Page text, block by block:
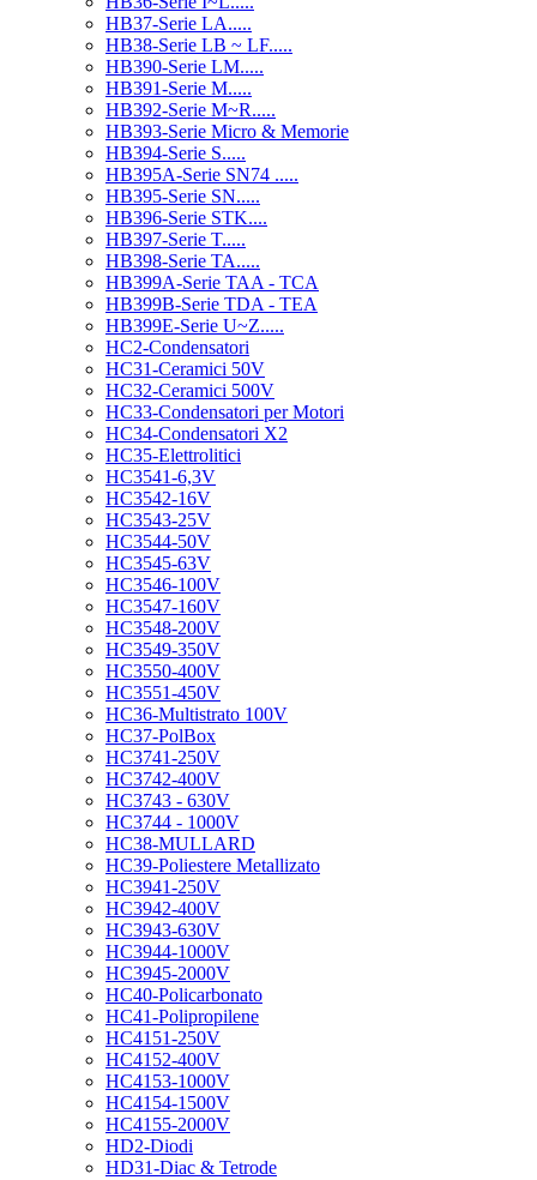
HB37-Serie LA.....
HB38-Serie LB ~ LF.....
HB390-Serie LM.....
HB391-Serie M.....
HB392-Serie M~R.....
HB393-Serie Micro & Memorie
HB394-Serie S.....
HB395A-Serie SN74 .....
HB395-Serie SN.....
HB396-Serie STK....
HB397-Serie T.....
HB398-Serie TA.....
HB399A-Serie TAA - TCA
HB399B-Serie TDA - TEA
HB399E-Serie U~Z.....
HC2-Condensatori
HC31-Ceramici 50V
HC32-Ceramici 500V
HC33-Condensatori per Motori
HC34-Condensatori X2
HC35-Elettrolitici
HC3541-6,3V
HC3542-16V
HC3543-25V
HC3544-50V
HC3545-63V
HC3546-100V
HC3547-160V
HC3548-200V
HC3549-350V
HC3550-400V
HC3551-450V
HC36-Multistrato 100V
HC37-PolBox
HC3741-250V
HC3742-400V
HC3743 - 630V
HC3744 - 1000V
HC38-MULLARD
HC39-Poliestere Metallizato
HC3941-250V
HC3942-400V
HC3943-630V
HC3944-1000V
HC3945-2000V
HC40-Policarbonato
HC41-Polipropilene
HC4151-250V
HC4152-400V
HC4153-1000V
HC4154-1500V
HC4155-2000V
HD2-Diodi
HD31-Diac & Tetrode